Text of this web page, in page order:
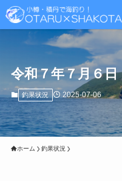
令和７年７月６
釣果状況 2025-07-06
ホーム 釣果状況